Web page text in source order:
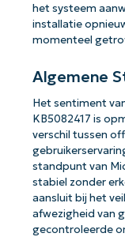
het systeem
installatie
momenteel
Algemene
Het sentiment
KB5082417 is
verschil tussen
standpunt van
stabiel zonder
aansluit bij het
afwezigheid van
gecontroleerde